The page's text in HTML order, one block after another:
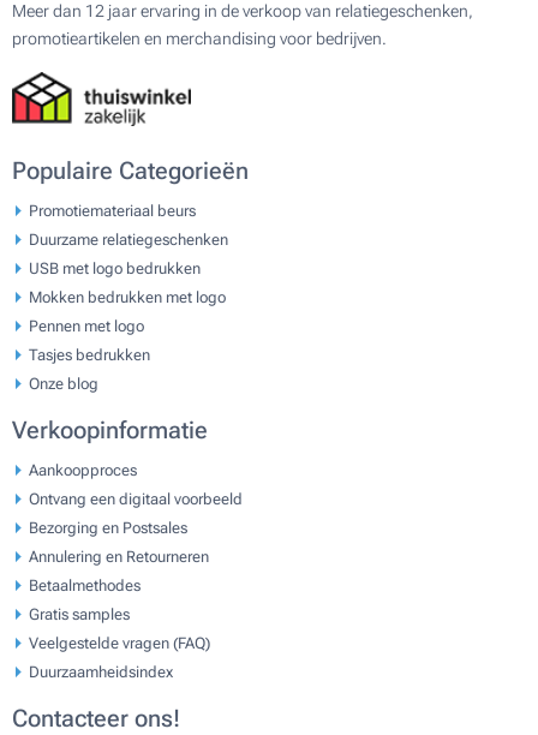
Meer dan 12 jaar ervaring in de verkoop van relatiegeschenken,
promotieartikelen en merchandising voor bedrijven.
Populaire Categorieën
Promotiemateriaal beurs
Duurzame relatiegeschenken
USB met logo bedrukken
Mokken bedrukken met logo
Pennen met logo
Tasjes bedrukken
Onze blog
Verkoopinformatie
Aankoopproces
Ontvang een digitaal voorbeeld
Bezorging en Postsales
Annulering en Retourneren
Betaalmethodes
Gratis samples
Veelgestelde vragen (FAQ)
Duurzaamheidsindex
Contacteer ons!